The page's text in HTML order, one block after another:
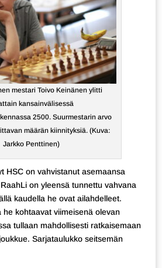
mestari Toivo Keinänen ylitti
kansainvälisessä
2500. Suurmestarin arvo
määrän kiinnityksiä. (Kuva:
Jarkko Penttinen)
HSC on vahvistanut asemaansa
on yleensä tunnettu vahvana
kaudella he ovat ailahdelleet.
he kohtaavat viimeisenä olevan
tullaan mahdollisesti ratkaisemaan
Sarjataulukko seitsemän